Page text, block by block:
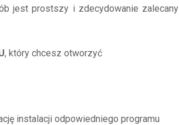
jest prostszy i zdecydowanie zalecany
, który chcesz otworzyć
instalacji odpowiedniego programu